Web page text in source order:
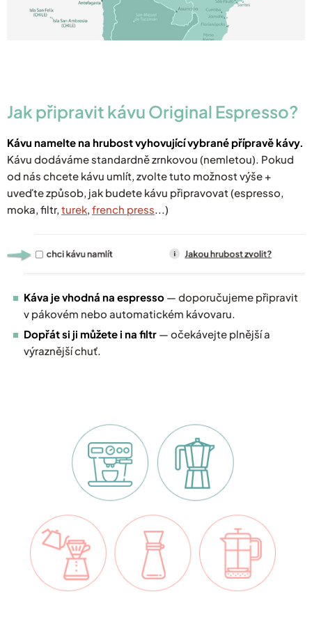
Jak připravit kávu Original Espresso?
Kávu namelte na hrubost vyhovující vybrané přípravě kávy.
Kávu dodáváme standardně zrnkovou (nemletou). Pokud
od nás chcete kávu umlít, zvolte tuto možnost výše +
uveďte způsob, jak budete kávu připravovat (espresso,
moka, filtr, turek, french press...)
Káva je vhodná na espresso — doporučujeme připravit
v pákovém nebo automatickém kávovaru.
Dopřát si ji můžete i na filtr — očekávejte plnější a
výraznější chuť.